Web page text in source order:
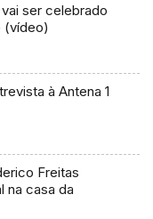
ser celebrado
(vídeo)
à Antena 1
Freitas
na casa da